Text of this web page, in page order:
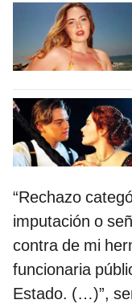
“Rechazo
imputación o
contra de mi
funcionaria
Estado. (…)”,